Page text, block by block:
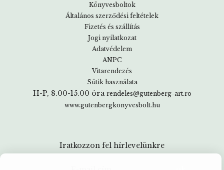
Könyvesboltok
Általános szerződési feltételek
Fizetés és szállítás
Jogi nyilatkozat
Adatvédelem
ANPC
Vitarendezés
Sütik használata
H-P, 8.00-15.00 óra rendeles@gutenberg-art.ro
www.gutenbergkonyvesbolt.hu
Iratkozzon fel hírlevelünkre